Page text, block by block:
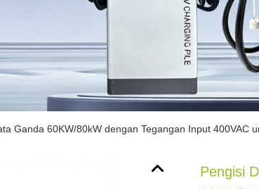
Ganda 60KW/80kW dengan Tegangan Input 400VAC
Pengisi